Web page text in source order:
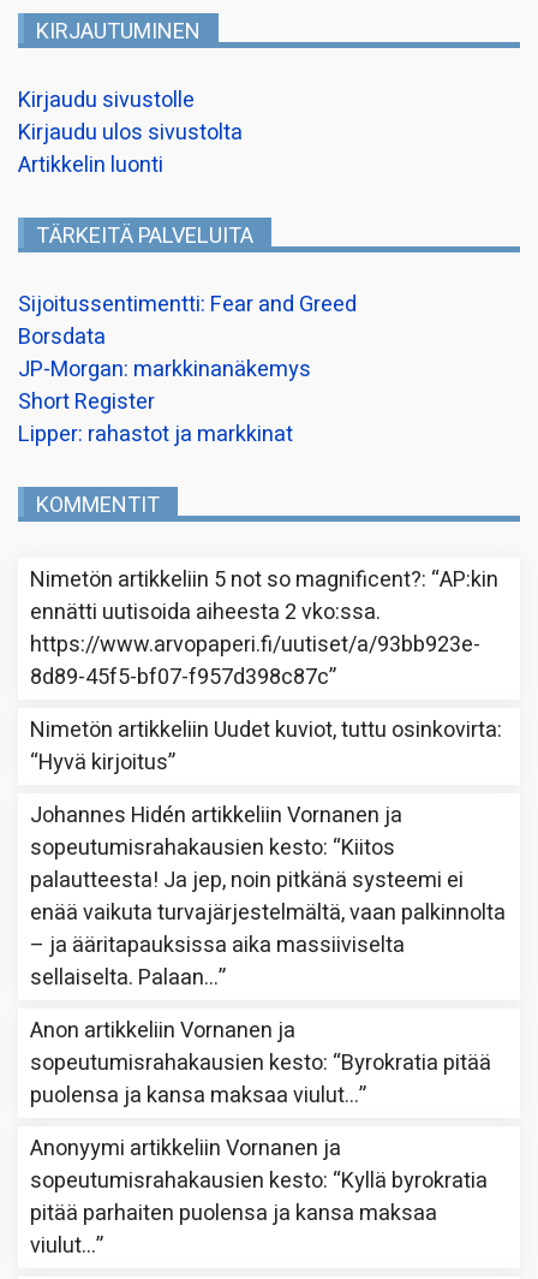
KIRJAUTUMINEN
Kirjaudu sivustolle
Kirjaudu ulos sivustolta
Artikkelin luonti
TÄRKEITÄ PALVELUITA
Sijoitussentimentti: Fear and Greed
Borsdata
JP-Morgan: markkinanäkemys
Short Register
Lipper: rahastot ja markkinat
KOMMENTIT
Nimetön artikkeliin 5 not so magnificent?: “AP:kin
ennätti uutisoida aiheesta 2 vko:ssa.
https://www.arvopaperi.fi/uutiset/a/93bb923e-
8d89-45f5-bf07-f957d398c87c”
Nimetön artikkeliin Uudet kuviot, tuttu osinkovirta:
“Hyvä kirjoitus”
Johannes Hidén artikkeliinVornanen ja
sopeutumisrahakausien kesto: “Kiitos
palautteesta! Ja jep, noin pitkänä systeemi ei
enää vaikuta turvajärjestelmältä, vaan palkinnolta
– ja ääritapauksissa aika massiiviselta
sellaiselta. Palaan…”
Anon artikkeliinVornanen ja
sopeutumisrahakausien kesto: “Byrokratia pitää
puolensa ja kansa maksaa viulut…”
Anonyymi artikkeliinVornanen ja
sopeutumisrahakausien kesto: “Kyllä byrokratia
pitää parhaiten puolensa ja kansa maksaa
viulut…”